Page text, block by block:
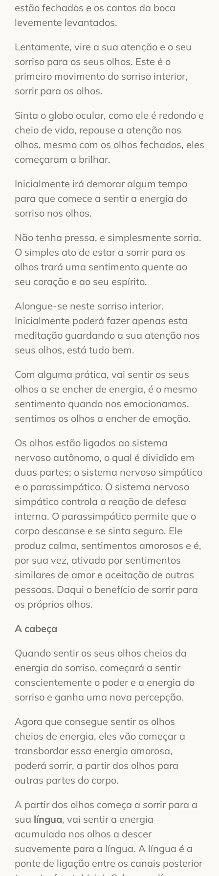
estão fechados e os cantos da boca
levemente levantados.
Lentamente, vire a sua atenção e o seu
sorriso para os seus olhos. Este é o
primeiro movimento do sorriso interior,
sorrir para os olhos.
Sinta o globo ocular, como ele é redondo e
cheio de vida, repouse a atenção nos
olhos, mesmo com os olhos fechados, eles
começaram a brilhar.
Inicialmente irá demorar algum tempo
para que comece a sentir a energia do
sorriso nos olhos.
Não tenha pressa, e simplesmente sorria.
O simples ato de estar a sorrir para os
olhos trará uma sentimento quente ao
seu coração e ao seu espírito.
Alongue-se neste sorriso interior.
Inicialmente poderá fazer apenas esta
meditação guardando a sua atenção nos
seus olhos, está tudo bem.
Com alguma prática, vai sentir os seus
olhos a se encher de energia, é o mesmo
sentimento quando nos emocionamos,
sentimos os olhos a encher de emoção.
Os olhos estão ligados ao sistema
nervoso autônomo, o qual é dividido em
duas partes; o sistema nervoso simpático
e o parassimpático. O sistema nervoso
simpático controla a reação de defesa
interna. O parassimpático permite que o
corpo descanse e se sinta seguro. Ele
produz calma, sentimentos amorosos e é,
por sua vez, ativado por sentimentos
similares de amor e aceitação de outras
pessoas. Daqui o benefício de sorrir para
os próprios olhos.
A cabeça
Quando sentir os seus olhos cheios da
energia do sorriso, começará a sentir
conscientemente o poder e a energia do
sorriso e ganha uma nova percepção.
Agora que consegue sentir os olhos
cheios de energia, eles vão começar a
transbordar essa energia amorosa,
poderá sorrir, a partir dos olhos para
outras partes do corpo.
A partir dos olhos começa a sorrir para a
sua língua, vai sentir a energia
acumulada nos olhos a descer
suavemente para a língua. A língua é a
ponte de ligação entre os canais posterior